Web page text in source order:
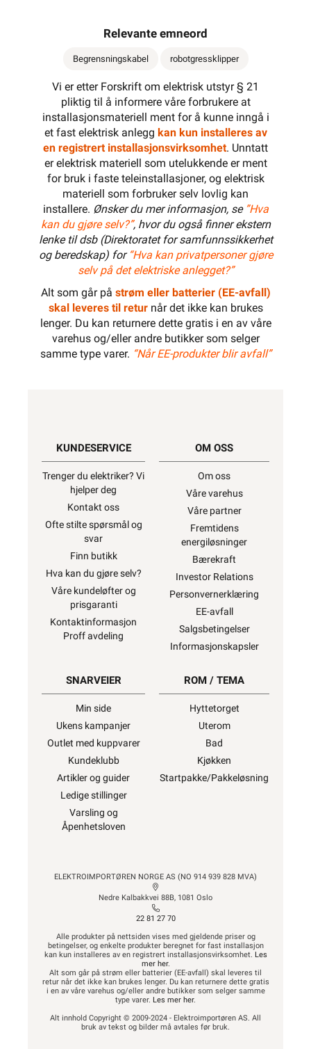
Relevante emneord
Begrensningskabel robotgressklipper
Vi er etter Forskrift om elektrisk utstyr § 21
pliktig til å informere våre forbrukere at
installasjonsmateriell ment for å kunne inngå i
et fast elektrisk anlegg kan kun installeres av
en registrert installasjonsvirksomhet. Unntatt
er elektrisk materiell som utelukkende er ment
for bruk i faste teleinstallasjoner, og elektrisk
materiell som forbruker selv lovlig kan
installere. Ønsker du mer informasjon, se ”Hva
kan du gjøre selv?”, hvor du også finner ekstern
lenke til dsb (Direktoratet for samfunnssikkerhet
og beredskap) for “Hva kan privatpersoner gjøre
selv på det elektriske anlegget?”
Alt som går på strøm eller batterier (EE-avfall)
skal leveres til returnår det ikke kan brukes
lenger. Du kan returnere dette gratis i en av våre
varehus og/eller andre butikker som selger
samme type varer. “Når EE-produkter blir avfall”
KUNDESERVICE
Trenger du elektriker? Vi
hjelper deg
Kontakt oss
Ofte stilte spørsmål og
svar
Finn butikk
Hva kan du gjøre selv?
Våre kundeløfter og
prisgaranti
Kontaktinformasjon
Proff avdeling
OM OSS
Om oss
Våre varehus
Våre partner
Fremtidens
energiløsninger
Bærekraft
Investor Relations
Personvernerklæring
EE-avfall
Salgsbetingelser
Informasjonskapsler
SNARVEIER
Min side
Ukens kampanjer
Outlet med kuppvarer
Kundeklubb
Artikler og guider
Ledige stillinger
Varsling og
Åpenhetsloven
ROM / TEMA
Hyttetorget
Uterom
Bad
Kjøkken
Startpakke/Pakkeløsning
ELEKTROIMPORTØREN NORGE AS (NO 914 939 828 MVA)
Nedre Kalbakkvei 88B, 1081 Oslo
22 81 27 70
Alle produkter på nettsiden vises med gjeldende priser og
betingelser, og enkelte produkter beregnet for fast installasjon
kan kun installeres av en registrert installasjonsvirksomhet. Les
mer her.
Alt som går på strøm eller batterier (EE-avfall) skal leveres til
retur når det ikke kan brukes lenger. Du kan returnere dette gratis
i en av våre varehus og/eller andre butikker som selger samme
type varer. Les mer her.
Alt innhold Copyright © 2009-2024 - Elektroimportøren AS. All
bruk av tekst og bilder må avtales før bruk.